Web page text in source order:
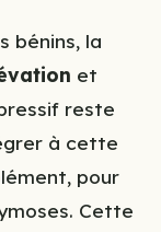
bénins, la
et
reste
à cette
pour
Cette